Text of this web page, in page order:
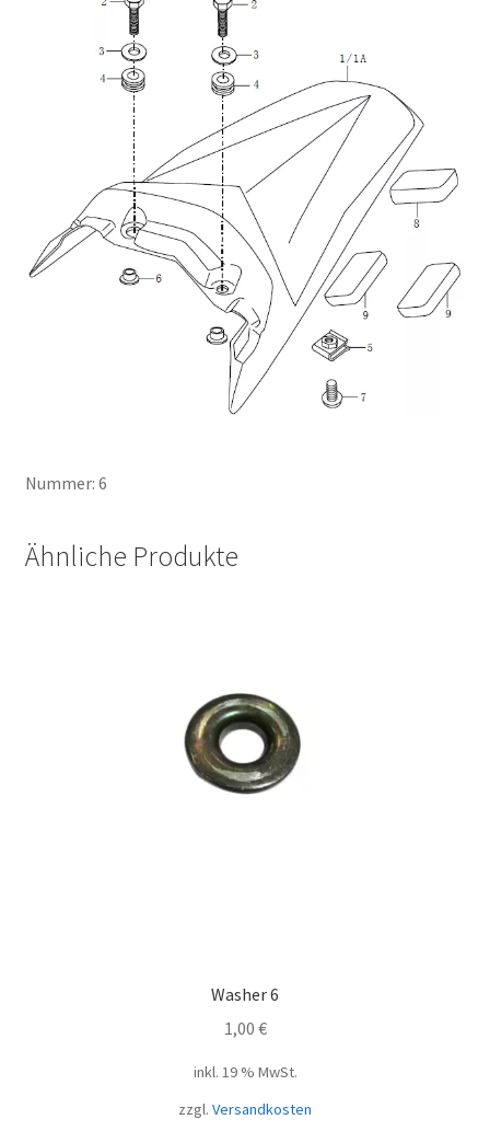
Nummer: 6
Ähnliche Produkte
Washer 6
1,00 €
inkl. 19 % MwSt.
zzgl. Versandkosten